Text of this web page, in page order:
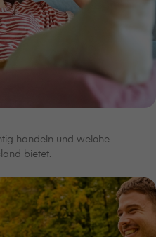
handeln und welche
bietet.